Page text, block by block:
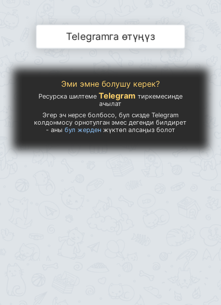
Telegramга өтүңүз
Эми эмне болушу керек?
Ресурска шилтеме Telegram тиркемесинде
ачылат
Эгер эч нерсе болбосо, бул сизде Telegram
колдонмосу орнотулган эмес дегенди билдирет
- аны бул жерденжүктөп алсаңыз болот